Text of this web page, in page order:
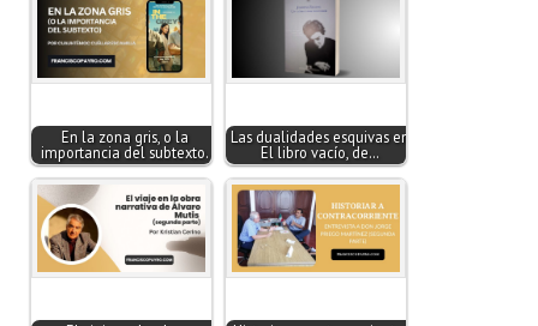
En la zona gris, o la
importancia del subtexto.
Las dualidades esquivas en
El libro vacío, de…